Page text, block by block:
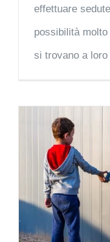
effettuare
possibilità
si trovano a